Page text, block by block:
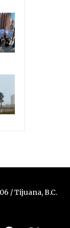
/ Tijuana, B.C.